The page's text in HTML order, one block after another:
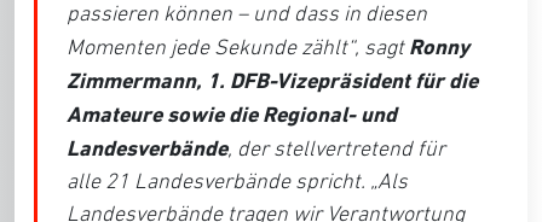
passieren können – und dass in diesen
Momenten jede Sekunde zählt“, sagt Ronny
Zimmermann, 1. DFB-Vizepräsident für die
Amateure sowie die Regional- und
Landesverbände, der stellvertretend für
alle 21 Landesverbände spricht. „Als
Landesverbände tragen wir Verantwortung